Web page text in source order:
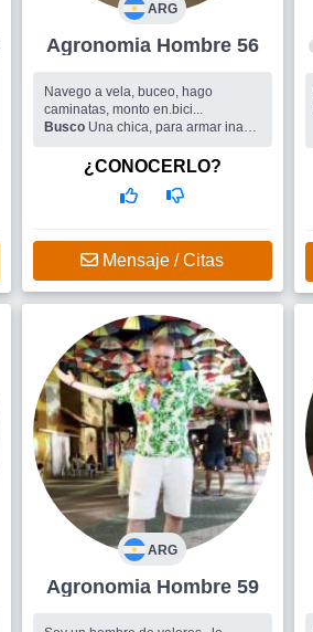
ARG
Agronomia Hombre 56
Navego a vela, buceo, hago
caminatas, monto en.bici...
Busco Una chica, para armar ina
¿CONOCERLO?
Mensaje / Citas
ARG
Agronomia Hombre 59